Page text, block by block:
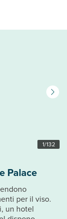
1/132
Palace
per il viso.
un hotel